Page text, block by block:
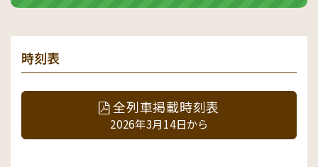
時刻表
全列車掲載時刻表
2026年3月14日から